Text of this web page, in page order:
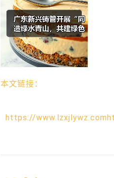
本文链接：
https://